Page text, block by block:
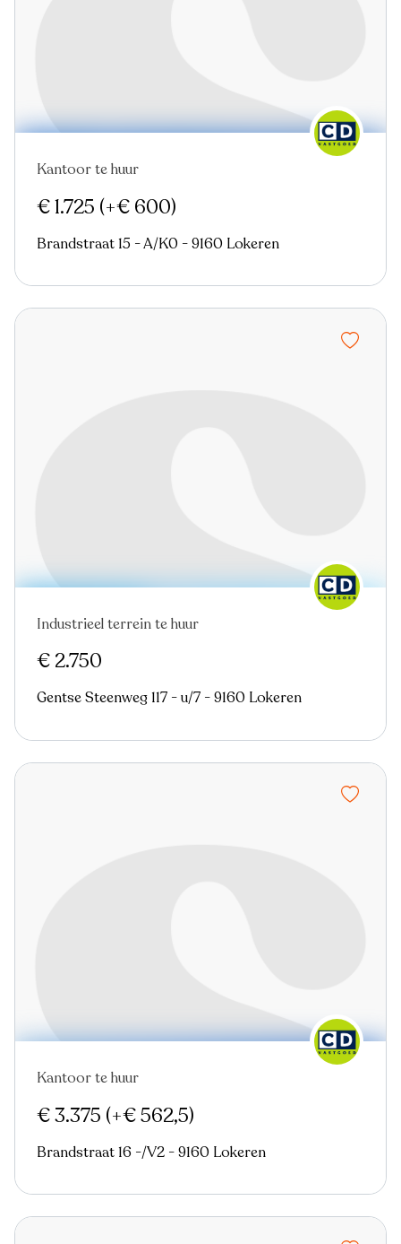
Kantoor te huur
€ 1.725 (+€ 600)
Brandstraat 15 - A/K0 - 9160 Lokeren
Industrieel terrein te huur
€ 2.750
Gentse Steenweg 117 - u/7 - 9160 Lokeren
Kantoor te huur
€ 3.375 (+€ 562,5)
Brandstraat 16 -/V2 - 9160 Lokeren